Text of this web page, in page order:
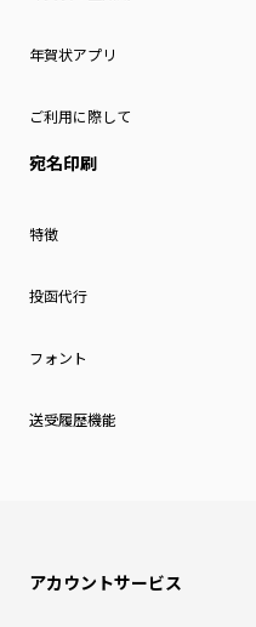
年賀状アプリ
ご利用に際して
宛名印刷
特徴
投函代行
フォント
送受履歴機能
アカウントサービス